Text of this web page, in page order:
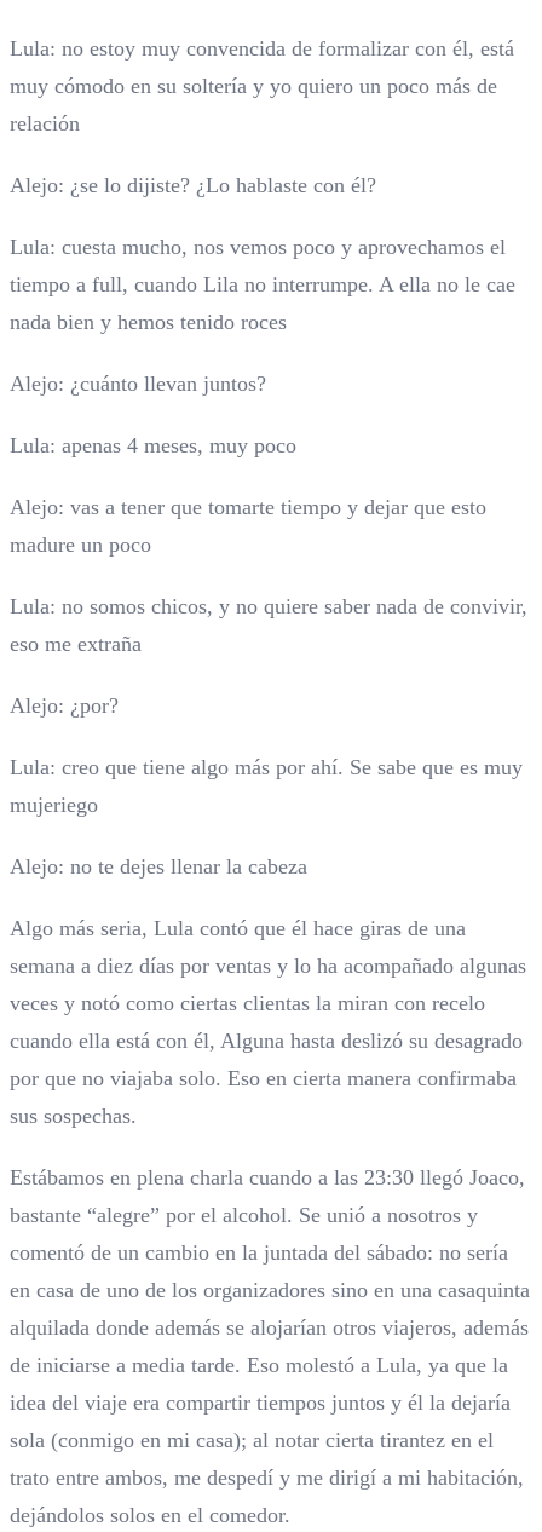
Lula: no estoy muy convencida de formalizar con él, está
muy cómodo en su soltería y yo quiero un poco más de
relación
Alejo: ¿se lo dijiste? ¿Lo hablaste con él?
Lula: cuesta mucho, nos vemos poco y aprovechamos el
tiempo a full, cuando Lila no interrumpe. A ella no le cae
nada bien y hemos tenido roces
Alejo: ¿cuánto llevan juntos?
Lula: apenas 4 meses, muy poco
Alejo: vas a tener que tomarte tiempo y dejar que esto
madure un poco
Lula: no somos chicos, y no quiere saber nada de convivir,
eso me extraña
Alejo: ¿por?
Lula: creo que tiene algo más por ahí. Se sabe que es muy
mujeriego
Alejo: no te dejes llenar la cabeza
Algo más seria, Lula contó que él hace giras de una
semana a diez días por ventas y lo ha acompañado algunas
veces y notó como ciertas clientas la miran con recelo
cuando ella está con él, Alguna hasta deslizó su desagrado
por que no viajaba solo. Eso en cierta manera confirmaba
sus sospechas.
Estábamos en plena charla cuando a las 23:30 llegó Joaco,
bastante “alegre” por el alcohol. Se unió a nosotros y
comentó de un cambio en la juntada del sábado: no sería
en casa de uno de los organizadores sino en una casaquinta
alquilada donde además se alojarían otros viajeros, además
de iniciarse a media tarde. Eso molestó a Lula, ya que la
idea del viaje era compartir tiempos juntos y él la dejaría
sola (conmigo en mi casa); al notar cierta tirantez en el
trato entre ambos, me despedí y me dirigí a mi habitación,
dejándolos solos en el comedor.